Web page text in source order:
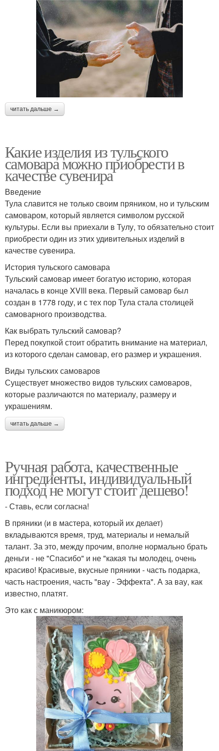
читать дальше →
Какие изделия из тульского
самовара можно приобрести в
качестве сувенира
Введение
Тула славится не только своим пряником, но и тульским
самоваром, который является символом русской
культуры. Если вы приехали в Тулу, то обязательно стоит
приобрести один из этих удивительных изделий в
качестве сувенира.
История тульского самовара
Тульский самовар имеет богатую историю, которая
началась в конце XVIII века. Первый самовар был
создан в 1778 году, и с тех пор Тула стала столицей
самоварного производства.
Как выбрать тульский самовар?
Перед покупкой стоит обратить внимание на материал,
из которого сделан самовар, его размер и украшения.
Виды тульских самоваров
Существует множество видов тульских самоваров,
которые различаются по материалу, размеру и
украшениям.
читать дальше →
Ручная работа, качественные
ингредиенты, индивидуальный
подход не могут стоит дешево!
- Ставь, если согласна!
В пряники (и в мастера, который их делает)
вкладываются время, труд, материалы и немалый
талант. За это, между прочим, вполне нормально брать
деньги - не "Спасибо" и не "какая ты молодец, очень
красиво! Красивые, вкусные пряники - часть подарка,
часть настроения, часть "вау - Эффекта". А за вау, как
известно, платят.
Это как с маникюром: